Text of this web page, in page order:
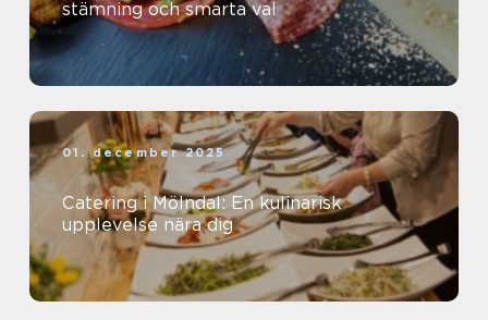
stämning och smarta val
01. december 2025
Catering i Mölndal: En kulinarisk
upplevelse nära dig